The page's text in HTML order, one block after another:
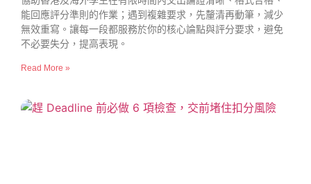
能回應評分準則的作業；遇到複雜要求，先釐清再動筆，減少
無效重寫。讓每一段都服務於你的核心論點與評分要求，避免
不必要失分，提高表現。
Read More »